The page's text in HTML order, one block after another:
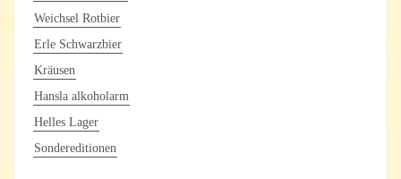
Weichsel Rotbier
Erle Schwarzbier
Kräusen
Hansla alkoholarm
Helles Lager
Sondereditionen